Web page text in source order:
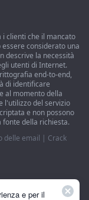
clienti che il mancato
considerato una
descrive la necessità
utenti di Internet.
end-to-end,
di identificare
al momento della
l'utilizzo del servizio
e non possono
fonte della richiesta.
delle email | Crack
gli utenti. 18 +
e per il